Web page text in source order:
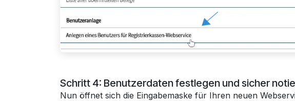
Schritt 4: Benutzerdaten festlegen und sicher
Nun öffnet sich die Eingabemaske für Ihren neuen